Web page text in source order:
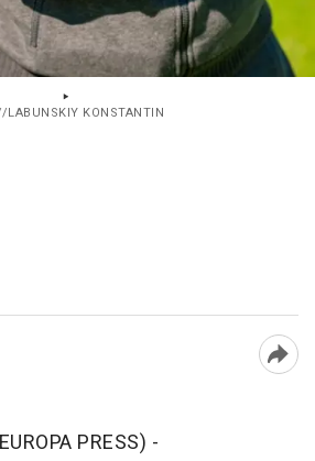
LABUNSKIY KONSTANTIN
PRESS) -